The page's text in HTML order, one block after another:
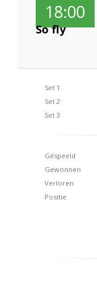
18:00
So fly
Set 1
Set 2
Set 3
Gespeeld
Gewonnen
Verloren
Positie